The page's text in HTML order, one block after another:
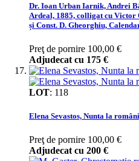
Dr. Ioan Urban Iarnik, Andrei
Ardeal, 1885, colligat cu
și Const. D. Gheorghiu,
Preţ de pornire 100,00 €
Adjudecat cu 175 €
LOT: 118
Elena Sevastos, Nunta la
Preţ de pornire 100,00 €
Adjudecat cu 200 €